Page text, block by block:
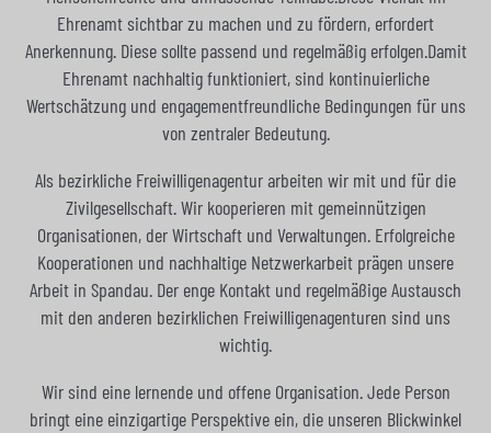
Ehrenamt sichtbar zu machen und zu fördern, erfordert
Anerkennung. Diese sollte passend und regelmäßig erfolgen.Damit
Ehrenamt nachhaltig funktioniert, sind kontinuierliche
Wertschätzung und engagementfreundliche Bedingungen für uns
von zentraler Bedeutung.
Als bezirkliche Freiwilligenagentur arbeiten wir mit und für die
Zivilgesellschaft. Wir kooperieren mit gemeinnützigen
Organisationen, der Wirtschaft und Verwaltungen. Erfolgreiche
Kooperationen und nachhaltige Netzwerkarbeit prägen unsere
Arbeit in Spandau. Der enge Kontakt und regelmäßige Austausch
mit den anderen bezirklichen Freiwilligenagenturen sind uns
wichtig.
Wir sind eine lernende und offene Organisation. Jede Person
bringt eine einzigartige Perspektive ein, die unseren Blickwinkel